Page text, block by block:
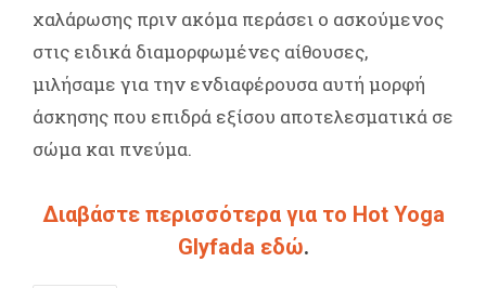
χαλάρωσης πριν ακόμα περάσει ο ασκούμενος
στις ειδικά διαμορφωμένες αίθουσες,
μιλήσαμε για την ενδιαφέρουσα αυτή μορφή
άσκησης που επιδρά εξίσου αποτελεσματικά σε
σώμα και πνεύμα.
Διαβάστε περισσότερα για τo Hot Yoga
Glyfada εδώ.